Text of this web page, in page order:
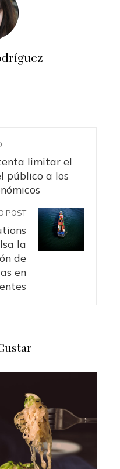
limitar el
público a los
POST
la
de
en